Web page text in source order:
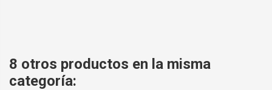
8 otros productos en la misma
categoría: